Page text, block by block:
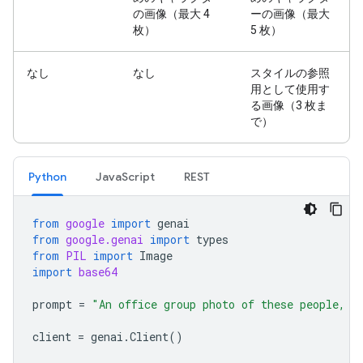
の画像（最大 4
枚）
ーの画像（最大
5 枚）
なし なし
スタイルの参照
用として使用す
る画像（3 枚ま
で）
Python JavaScript REST
from google import genai
from google.genai import types
from PIL import Image
import base64
prompt = "An office group photo of these people,
client = genai .Client()